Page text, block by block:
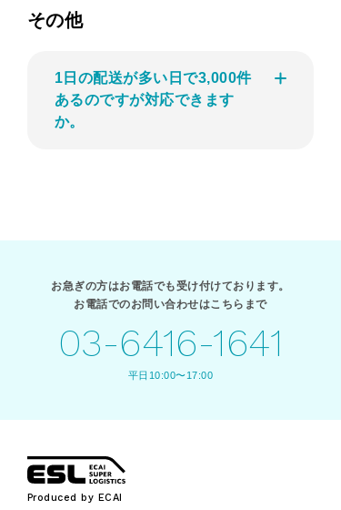
その他
1日の配送が多い日で3,000件
あるのですが対応できます
か。
お急ぎの方はお電話でも受け付けております。
お電話でのお問い合わせはこちらまで
03-6416-1641
平日10:00〜17:00
Produced by ECAI